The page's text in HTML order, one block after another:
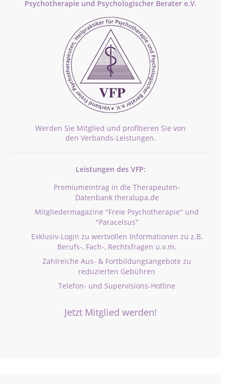
Psychotherapie und Psychologischer Berater e.V.
Werden Sie Mitglied und profitieren Sie von
den Verbands-Leistungen.
Leistungen des VFP:
Premiumeintrag in die Therapeuten-
Datenbank theralupa.de
Mitgliedermagazine "Freie Psychotherapie" und
"Paracelsus"
Exklusiv-Login zu wertvollen Informationen zu z.B.
Berufs-, Fach-, Rechtsfragen u.v.m.
Zahlreiche Aus- & Fortbildungsangebote zu
reduzierten Gebühren
Telefon- und Supervisions-Hotline
Jetzt Mitglied werden!